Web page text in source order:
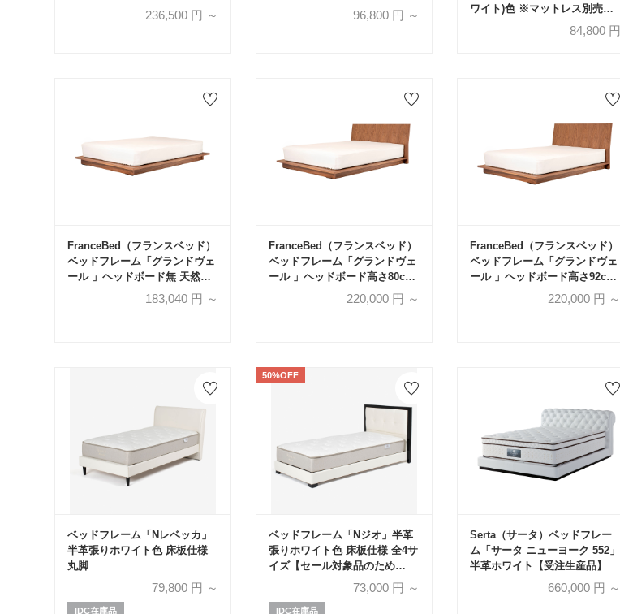
236,500円 ～ 96,800円 ～
ワイト)色 ※マットレス別売
【オンラインショップ限定品】
84,800 円
FranceBed（フランスベッド）
ベッドフレーム「グランドヴェ
ール 」ヘッドボード無 天然木
全4色【受注生産品】183,040円 ～
FranceBed（フランスベッド）
ベッドフレーム「グランドヴェ
ール 」ヘッドボード高さ80cm
天然木 全4色【受注生産品】
220,000円 ～
FranceBed（フランスベッド）
ベッドフレーム「グランドヴェ
ール 」ヘッドボード高さ92cm
天然木 全4色【受注生産品】
220,000 円 ～
ベッドフレーム「Nレベッカ」
半革張りホワイト色 床板仕様
丸脚
79,800円 ～
IDC在庫品
50%OFF
ベッドフレーム「Nジオ」半革
張りホワイト色 床板仕様 全4サ
イズ【セール対象品のため
73,000円 ～
IDC在庫品
Serta（サータ）ベッドフレー
ム「サータ ニューヨーク 552」
半革ホワイト【受注生産品】
660,000 円 ～